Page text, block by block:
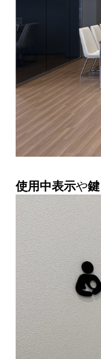
使用中表示や鍵